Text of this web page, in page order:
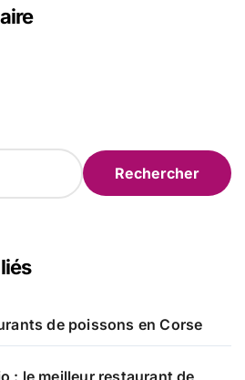
de poissons en Corse
: le meilleur restaurant de